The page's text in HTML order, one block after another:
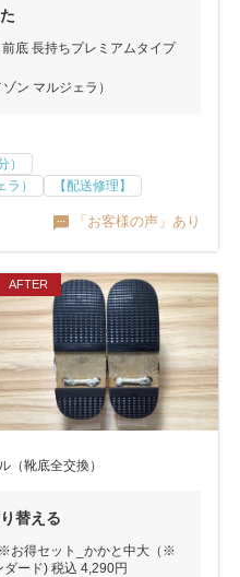
底 長持ちプレミアムタイプ
ン マルジェラ）
）
）
【配送修理】
「お客様の声」あり
（靴底全交換）
替える
お得セット_かかと中大（※
ード) 税込 4,290円